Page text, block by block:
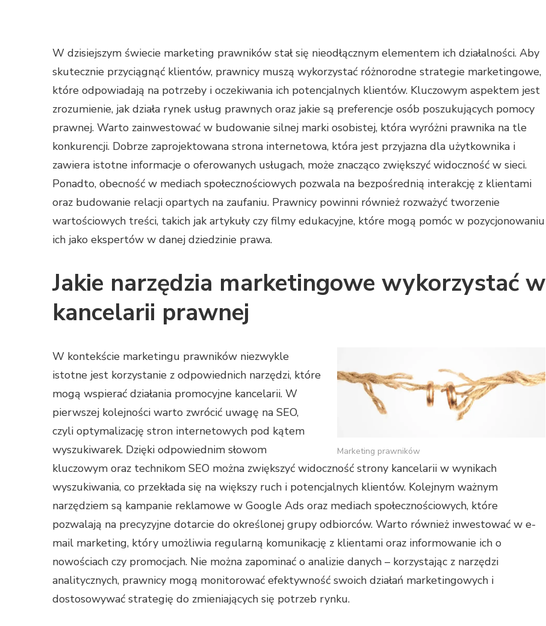
W dzisiejszym świecie marketing prawników stał się nieodłącznym elementem ich działalności. Aby
skutecznie przyciągnąć klientów, prawnicy muszą wykorzystać różnorodne strategie marketingowe,
które odpowiadają na potrzeby i oczekiwania ich potencjalnych klientów. Kluczowym aspektem jest
zrozumienie, jak działa rynek usług prawnych oraz jakie są preferencje osób poszukujących pomocy
prawnej. Warto zainwestować w budowanie silnej marki osobistej, która wyróżni prawnika na tle
konkurencji. Dobrze zaprojektowana strona internetowa, która jest przyjazna dla użytkownika i
zawiera istotne informacje o oferowanych usługach, może znacząco zwiększyć widoczność w sieci.
Ponadto, obecność w mediach społecznościowych pozwala na bezpośrednią interakcję z klientami
oraz budowanie relacji opartych na zaufaniu. Prawnicy powinni również rozważyć tworzenie
wartościowych treści, takich jak artykuły czy filmy edukacyjne, które mogą pomóc w pozycjonowaniu
ich jako ekspertów w danej dziedzinie prawa.
Jakie narzędzia marketingowe wykorzystać w
kancelarii prawnej
Marketing prawników
W kontekście marketingu prawników niezwykle
istotne jest korzystanie z odpowiednich narzędzi, które
mogą wspierać działania promocyjne kancelarii. W
pierwszej kolejności warto zwrócić uwagę na SEO,
czyli optymalizację stron internetowych pod kątem
wyszukiwarek. Dzięki odpowiednim słowom
kluczowym oraz technikom SEO można zwiększyć widoczność strony kancelarii w wynikach
wyszukiwania, co przekłada się na większy ruch i potencjalnych klientów. Kolejnym ważnym
narzędziem są kampanie reklamowe w Google Ads oraz mediach społecznościowych, które
pozwalają na precyzyjne dotarcie do określonej grupy odbiorców. Warto również inwestować w e-
mail marketing, który umożliwia regularną komunikację z klientami oraz informowanie ich o
nowościach czy promocjach. Nie można zapominać o analizie danych – korzystając z narzędzi
analitycznych, prawnicy mogą monitorować efektywność swoich działań marketingowych i
dostosowywać strategię do zmieniających się potrzeb rynku.